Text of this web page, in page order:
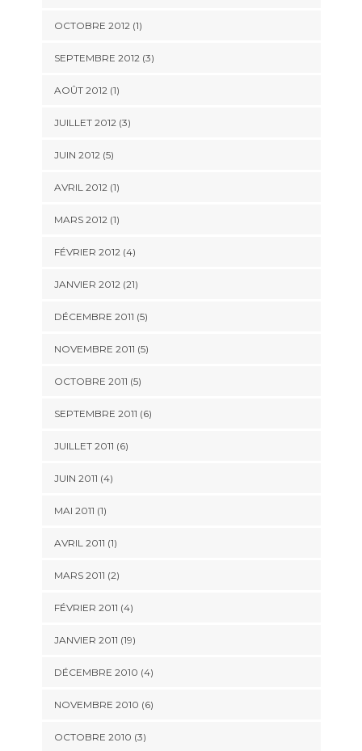
OCTOBRE 2012 (1)
SEPTEMBRE 2012 (3)
AOÛT 2012 (1)
JUILLET 2012 (3)
JUIN 2012 (5)
AVRIL 2012 (1)
MARS 2012 (1)
FÉVRIER 2012 (4)
JANVIER 2012 (21)
DÉCEMBRE 2011 (5)
NOVEMBRE 2011 (5)
OCTOBRE 2011 (5)
SEPTEMBRE 2011 (6)
JUILLET 2011 (6)
JUIN 2011 (4)
MAI 2011 (1)
AVRIL 2011 (1)
MARS 2011 (2)
FÉVRIER 2011 (4)
JANVIER 2011 (19)
DÉCEMBRE 2010 (4)
NOVEMBRE 2010 (6)
OCTOBRE 2010 (3)